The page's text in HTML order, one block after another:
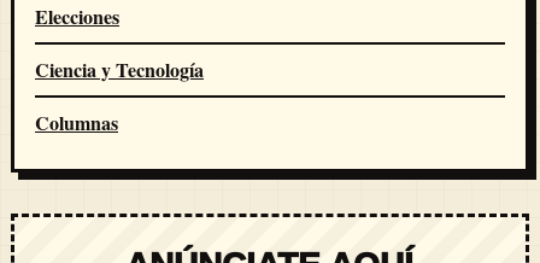
Elecciones
Ciencia y Tecnología
Columnas